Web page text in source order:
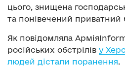
цього, знищена
та понівечений приватний
Як повідомляла
російських обстрілів у
людей дістали поранення